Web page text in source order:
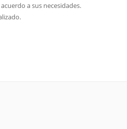
a sus necesidades.